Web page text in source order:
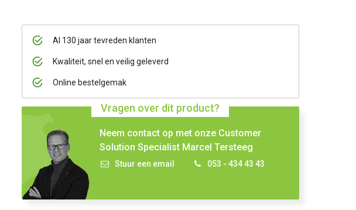
Al 130 jaar tevreden klanten
Kwaliteit, snel en veilig geleverd
Online bestelgemak
Vragen over dit product?
Neem contact op met onze Customer
Solution Specialist Marcel Tersteeg
Stuur een email 053 - 434 43 43